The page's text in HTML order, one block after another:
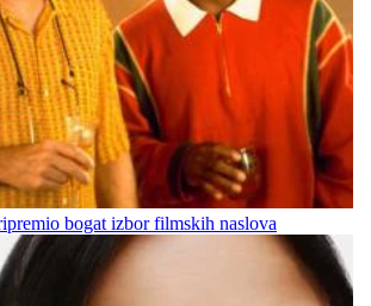
bogat izbor filmskih naslova